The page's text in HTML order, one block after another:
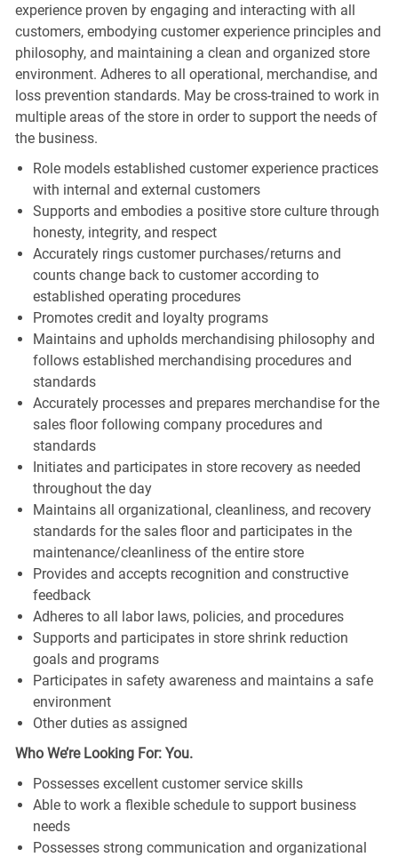
experience proven by engaging and interacting with all
customers, embodying customer experience principles and
philosophy, and maintaining a clean and organized store
environment. Adheres to all operational, merchandise, and
loss prevention standards. May be cross-trained to work in
multiple areas of the store in order to support the needs of
the business.
Role models established customer experience practices
with internal and external customers
Supports and embodies a positive store culture through
honesty, integrity, and respect
Accurately rings customer purchases/returns and
counts change back to customer according to
established operating procedures
Promotes credit and loyalty programs
Maintains and upholds merchandising philosophy and
follows established merchandising procedures and
standards
Accurately processes and prepares merchandise for the
sales floor following company procedures and
standards
Initiates and participates in store recovery as needed
throughout the day
Maintains all organizational, cleanliness, and recovery
standards for the sales floor and participates in the
maintenance/cleanliness of the entire store
Provides and accepts recognition and constructive
feedback
Adheres to all labor laws, policies, and procedures
Supports and participates in store shrink reduction
goals and programs
Participates in safety awareness and maintains a safe
environment
Other duties as assigned
Who We’re Looking For: You.
Possesses excellent customer service skills
Able to work a flexible schedule to support business
needs
Possesses strong communication and organizational